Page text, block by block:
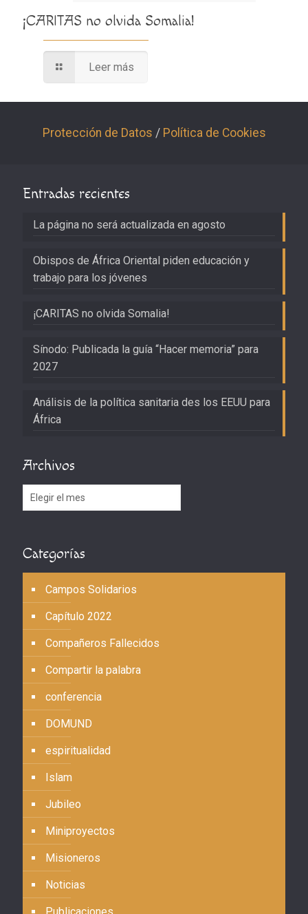
¡CARITAS no olvida Somalia!
Leer más
Protección de Datos / Política de Cookies
Entradas recientes
La página no será actualizada en agosto
Obispos de África Oriental piden educación y
trabajo para los jóvenes
¡CARITAS no olvida Somalia!
Sínodo: Publicada la guía “Hacer memoria” para
2027
Análisis de la política sanitaria des los EEUU para
África
Archivos
Archivos
Categorías
Campos Solidarios
Capítulo 2022
Compañeros Fallecidos
Compartir la palabra
conferencia
DOMUND
espiritualidad
Islam
Jubileo
Miniproyectos
Misioneros
Noticias